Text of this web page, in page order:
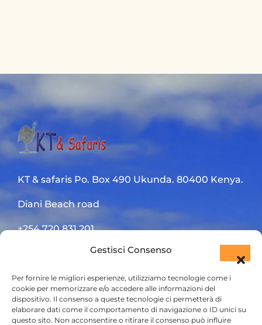
Gestisci Consenso
Per fornire le migliori esperienze, utilizziamo tecnologie come i
cookie per memorizzare e/o accedere alle informazioni del
dispositivo. Il consenso a queste tecnologie ci permetterà di
elaborare dati come il comportamento di navigazione o ID unici su
questo sito. Non acconsentire o ritirare il consenso può influire
KT & safaris Po. Box 490 Ukunda. 80400 Kenya.
Diani Beach road
+254 720 831 201
ktsafaris5177@gmail.com